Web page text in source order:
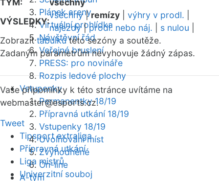
Plánek areny
Virtuální prohlídka
Návštěvní řád
Veřejné bruslení
PRESS: pro novináře
Rozpis ledové plochy
Vstupenky
Permanentky 18/19
Přípravná utkání 18/19
Vstupenky 18/19
Uvolňování míst
Zvýhodněné
On-line
A-tým
TÝM:
všechny
VÝSLEDKY:
všechny|remízy výhry v prodl.
nájezdy|prodl. nebo náj. s nulou
Zobrazittabulkutéto sezóny a soutěže.
Zadaným parametrům nevyhovuje žádný zápas.
Vaše připomínky k této stránce uvítáme na
webmaster@esports.cz.
Tweet
Tipsport extraliga
Přípravná utkání
Liga mistrů
Univerzitní souboj